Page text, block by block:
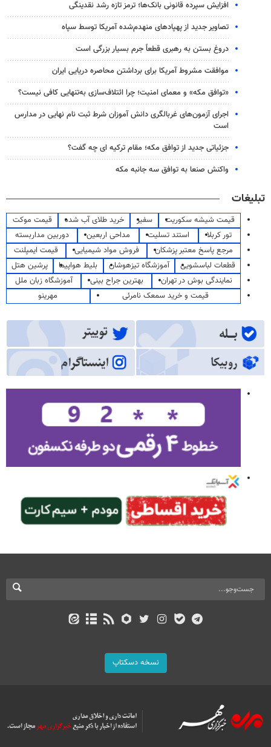
افزایش سپرده قانونی بانک‌ها؛ ترمز تازه رشد نقدینگی
تصاویر جدید از پهپادهای منهدم‌شده آمریکا توسط سپاه
دروغ بستن به رهبری قطعاً جرم بسیار بزرگی است
موافقت مشروط آمریکا برای برداشتن محاصره دریایی ایران
«توافق مکه» و معمای امنیت؛ چرا ائتلاف‌سازی به‌تنهایی کافی نیست؟
اجرای آزمون‌های غربالگری دانش آموزان شرط ثبت نام نهایی در مدارس
است
جزئیاتی جدید از توافق مکه؛ مقام ترکیه ای چه گفت؟
واکنش صنعا به توافق سه جانبه مکه
تبلیغات
قیمت شیشه سکوریت سفیر خرید طلای آب شده
قیمت موکت
تور کربلا
استند تسلیت مداحی اربعین
دوربین مداربسته
مرجع پاسخ معتبر پزشکان
فروش مواد شیمیایی
قیمت ایمپلنت
قطعات لباسشویی
آموزشگاه تیزهوشان بلیط هواپیما
پرشین هتل
نمایندگی بوش در تهران
بهترین جراح بینی
آموزشگاه زبان ملل
قیمت و خرید سمعک نامرئی
مهرینو
نسخه دسکتاپ